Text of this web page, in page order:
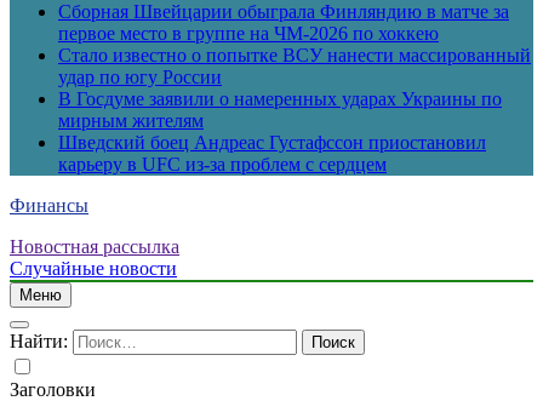
Сборная Швейцарии обыграла Финляндию в матче за
первое место в группе на ЧМ-2026 по хоккею
Стало известно о попытке ВСУ нанести массированный
удар по югу России
В Госдуме заявили о намеренных ударах Украины по
мирным жителям
Шведский боец Андреас Густафссон приостановил
карьеру в UFC из-за проблем с сердцем
Финансы
Новостная рассылка
Случайные новости
Меню
Найти:
Заголовки